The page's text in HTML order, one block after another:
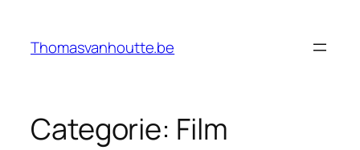
Thomasvanhoutte.be
Categorie: Film